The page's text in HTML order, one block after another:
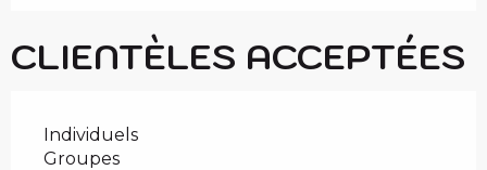
CLIENTÈLES ACCEPTÉES
Individuels
Groupes